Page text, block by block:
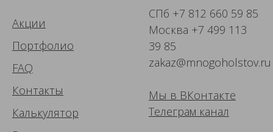
Акции
Портфолио
FAQ
Контакты
Калькулятор
СПб +7 812 660 59 85
Москва +7 499 113
39 85
zakaz@mnogoholstov.ru
Мы в ВКонтакте
Телеграм канал